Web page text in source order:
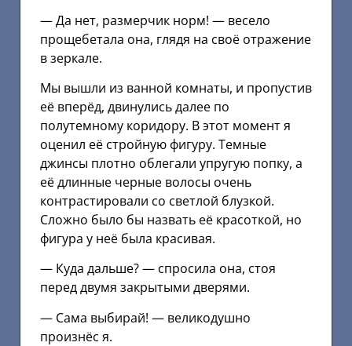
— Да нет, размерчик норм! — весело
прощебетала она, глядя на своё отражение
в зеркале.
Мы вышли из ванной комнаты, и пропустив
её вперёд, двинулись далее по
полутемному коридору. В этот момент я
оценил её стройную фигуру. Темные
джинсы плотно облегали упругую попку, а
её длинные черные волосы очень
контрастировали со светлой блузкой.
Сложно было бы назвать её красоткой, но
фигура у неё была красивая.
— Куда дальше? — спросила она, стоя
перед двумя закрытыми дверями.
— Сама выбирай! — великодушно
произнёс я.